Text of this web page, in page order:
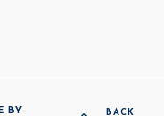
BY BACK